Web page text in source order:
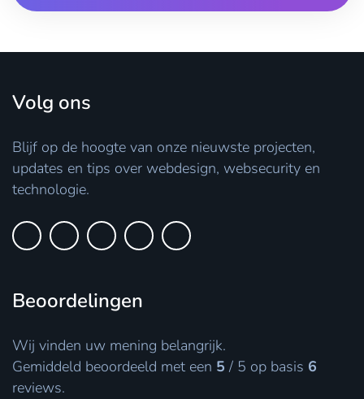
Volg ons
Blijf op de hoogte van onze nieuwste projecten,
updates en tips over webdesign, websecurity en
technologie.
Beoordelingen
Wij vinden uw mening belangrijk.
Gemiddeld beoordeeld met een 5 / 5 op basis 6
reviews.